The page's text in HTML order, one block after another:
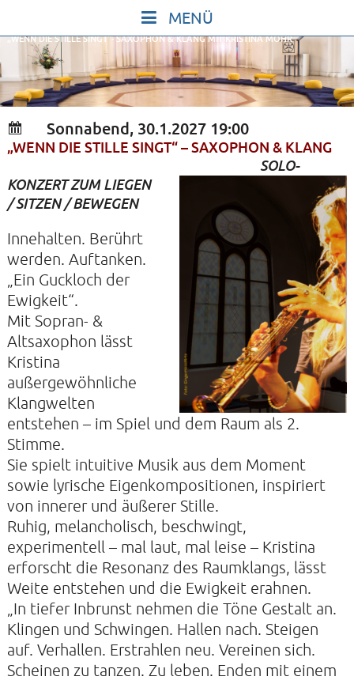
content
START
IN STILLE SEIN
SINGEN UND SCHWEIGEN
BEWEGEN UND TANZEN
HEILKRAFT DES KÖRPERS
STILLE UND SPIEL FÜR KINDER UND
JUGENDLICHE
VORTRÄGE
KONZERTE
ALLE TERMINE
KONTAKTE
SO KOMMEN SIE ZU UNS
UNSER PROFIL
FILM ZUR KIRCHE DER STILLE
FÖRDERVEREIN
VERMIETUNG
NEWSLETTER
ARCHIV
IMPRESSUM
„WENN DIE STILLE SINGT“- SAXOPHON & KLANG MIT KRISTINA MOHR
Sonnabend, 30.1.2027 19:00
„WENN DIE STILLE SINGT“ – SAXOPHON & KLANG
SOLO-
KONZERT ZUM LIEGEN
/ SITZEN / BEWEGEN
Innehalten. Berührt
werden. Auftanken.
„Ein Guckloch der
Ewigkeit“.
Mit Sopran- &
Altsaxophon lässt
Kristina
außergewöhnliche
Klangwelten
entstehen – im Spiel und dem Raum als 2.
Stimme.
Sie spielt intuitive Musik aus dem Moment
sowie lyrische Eigenkompositionen, inspiriert
von innerer und äußerer Stille.
Ruhig, melancholisch, beschwingt,
experimentell – mal laut, mal leise – Kristina
erforscht die Resonanz des Raumklangs, lässt
Weite entstehen und die Ewigkeit erahnen.
„In tiefer Inbrunst nehmen die Töne Gestalt an.
Klingen und Schwingen. Hallen nach. Steigen
auf. Verhallen. Erstrahlen neu. Vereinen sich.
Scheinen zu tanzen. Zu leben. Enden mit einem